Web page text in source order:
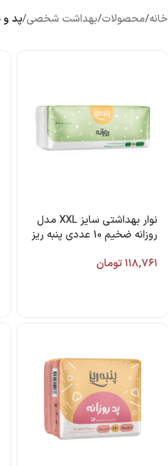
آبرسان و مرطوب کننده
سفت کننده صورت
ضد التهاب و قرمزی
درمان منافذ باز
پنبه و پد آرایش پاک
خانه/محصولات/بهداشت شخصی/پد و
نوار بهداشتی سایز XXL مدل
روزانه ضخیم 10 عددی پنبه ریز
۱۱۸,۷۶۱تومان